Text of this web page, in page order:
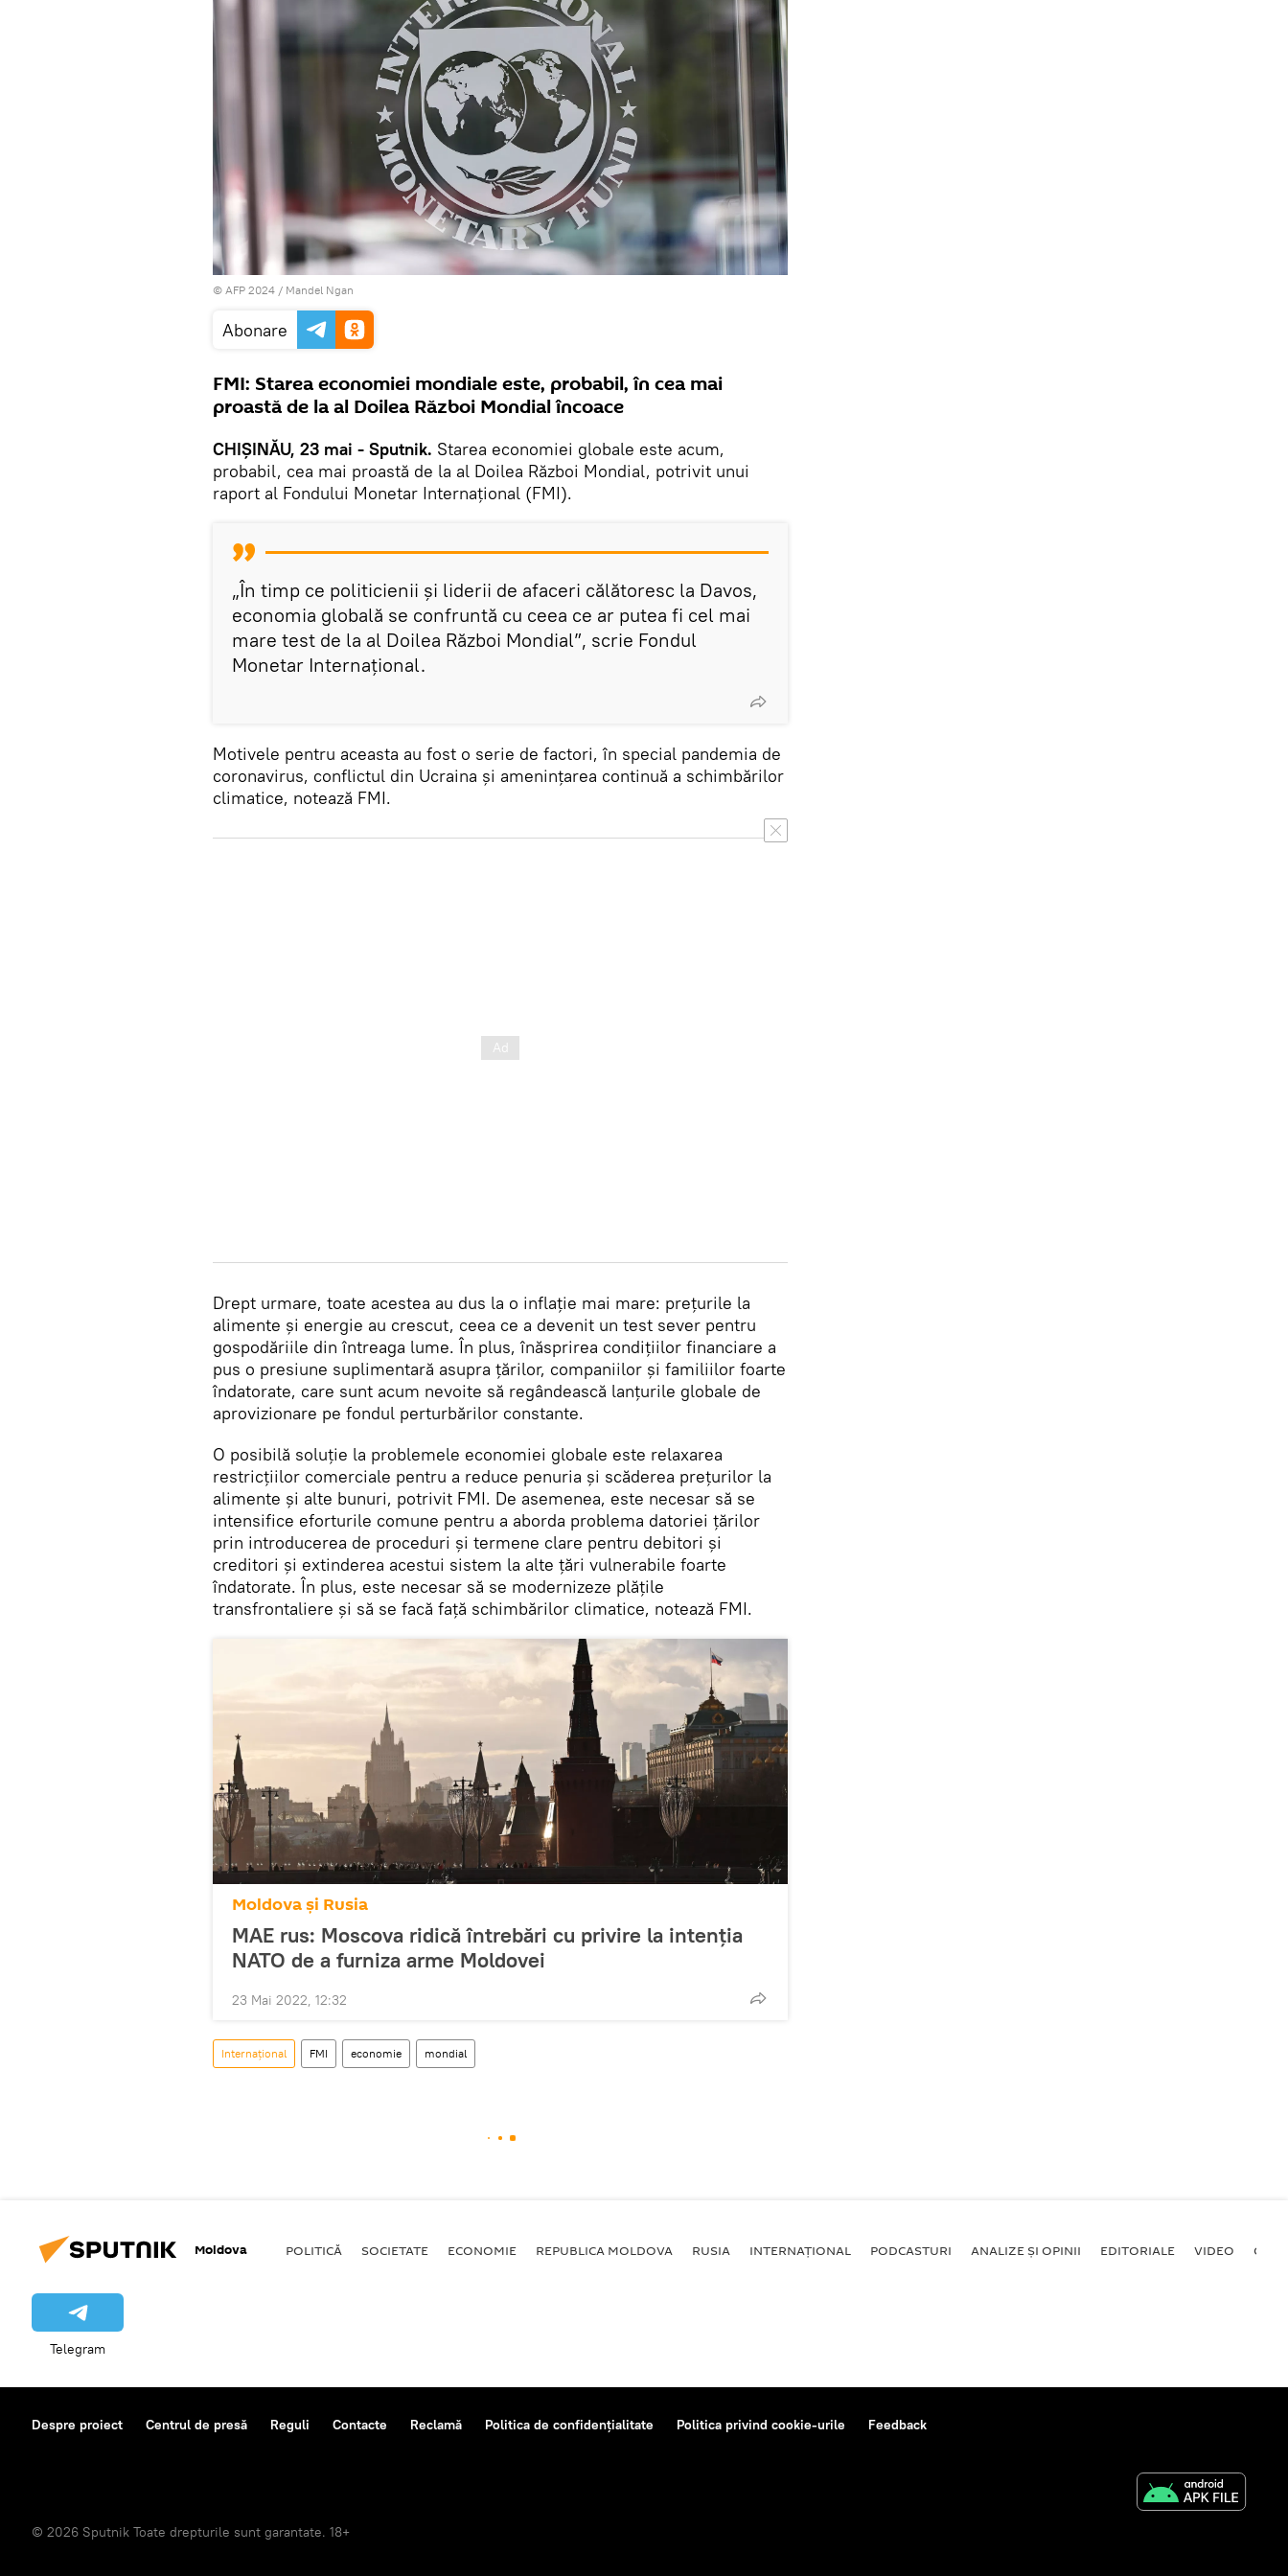
© AFP 2024 / Mandel Ngan
Abonare
FMI: Starea economiei mondiale este, probabil, în cea mai
proastă de la al Doilea Război Mondial încoace
CHIȘINĂU, 23 mai - Sputnik. Starea economiei globale este acum,
probabil, cea mai proastă de la al Doilea Război Mondial, potrivit unui
raport al Fondului Monetar Internațional (FMI).
„În timp ce politicienii și liderii de afaceri călătoresc la Davos,
economia globală se confruntă cu ceea ce ar putea fi cel mai
mare test de la al Doilea Război Mondial”, scrie Fondul
Monetar Internațional.
Motivele pentru aceasta au fost o serie de factori, în special pandemia de
coronavirus, conflictul din Ucraina și amenințarea continuă a schimbărilor
climatice, notează FMI.
Drept urmare, toate acestea au dus la o inflație mai mare: prețurile la
alimente și energie au crescut, ceea ce a devenit un test sever pentru
gospodăriile din întreaga lume. În plus, înăsprirea condițiilor financiare a
pus o presiune suplimentară asupra țărilor, companiilor și familiilor foarte
îndatorate, care sunt acum nevoite să regândească lanțurile globale de
aprovizionare pe fondul perturbărilor constante.
O posibilă soluție la problemele economiei globale este relaxarea
restricțiilor comerciale pentru a reduce penuria și scăderea prețurilor la
alimente și alte bunuri, potrivit FMI. De asemenea, este necesar să se
intensifice eforturile comune pentru a aborda problema datoriei țărilor
prin introducerea de proceduri și termene clare pentru debitori și
creditori și extinderea acestui sistem la alte țări vulnerabile foarte
îndatorate. În plus, este necesar să se modernizeze plățile
transfrontaliere și să se facă față schimbărilor climatice, notează FMI.
Moldova și Rusia
MAE rus: Moscova ridică întrebări cu privire la intenția
NATO de a furniza arme Moldovei
23 Mai 2022, 12:32
Internațional FMI economie mondial
Moldova POLITICĂ SOCIETATE ECONOMIE REPUBLICA MOLDOVA RUSIA INTERNAȚIONAL PODCASTURI ANALIZE ȘI OPINII EDITORIALE VIDEO
Telegram
Despre proiect Centrul de presă Reguli Contacte Reclamă Politica de confidențialitate Politica privind cookie-urile Feedback
© 2026 Sputnik Toate drepturile sunt garantate. 18+